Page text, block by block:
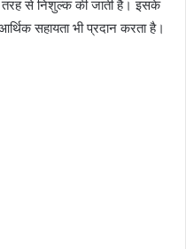
तरह से निशुल्क की जाती है। इसके
सहायता भी प्रदान करता है।